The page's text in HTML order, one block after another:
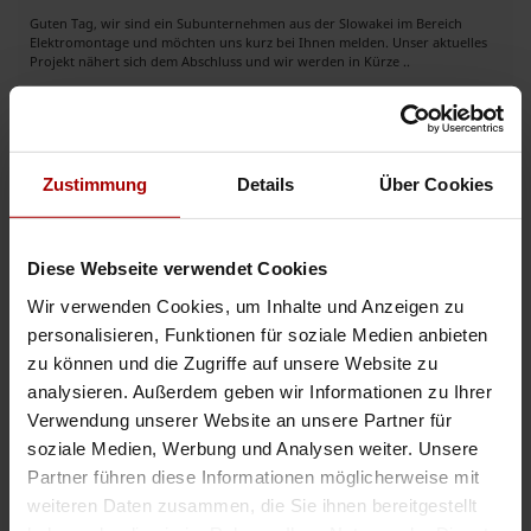
Zustimmung Details Über Cookies
Diese Webseite verwendet Cookies
Wir verwenden Cookies, um Inhalte und Anzeigen zu
personalisieren, Funktionen für soziale Medien anbieten
zu können und die Zugriffe auf unsere Website zu
analysieren. Außerdem geben wir Informationen zu Ihrer
Verwendung unserer Website an unsere Partner für
soziale Medien, Werbung und Analysen weiter. Unsere
Partner führen diese Informationen möglicherweise mit
weiteren Daten zusammen, die Sie ihnen bereitgestellt
Guten Tag, wir sind ein Subunternehmen aus der Slowakei im Bereich
Elektromontage und möchten uns kurz bei Ihnen melden. Unser aktuelles
Projekt nähert sich dem Abschluss und wir werden in Kürze ..
18.06.2026
Elektromeisterbetrieb sucht neue Aufträge
Weitere Premium-Gesuche
Erneuerbare Energien Als deutscher Ansprechpartner vertreten wir ein